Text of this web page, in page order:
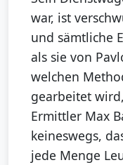
war, ist
und sämtliche
als sie von
welchen
gearbeitet
Ermittler Max
keineswegs,
jede Menge